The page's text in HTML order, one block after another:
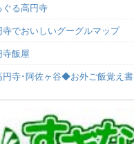
ぐる高円寺
寺でおいしいグーグルマップ
寺飯屋
寺･阿佐ヶ谷◆お外ご飯覚え書